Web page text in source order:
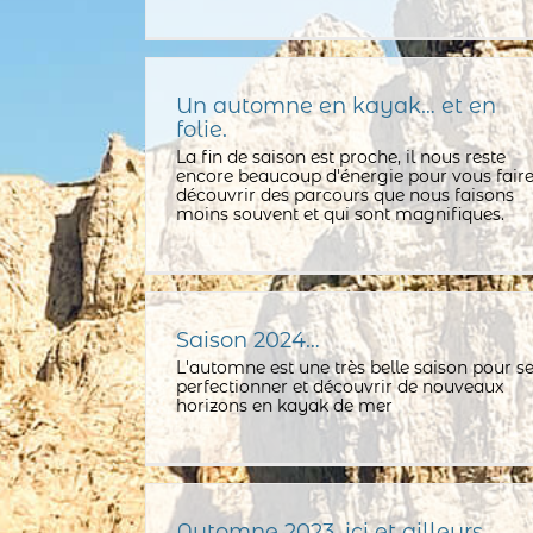
Un automne en kayak… et en
folie.
La fin de saison est proche, il nous reste
encore beaucoup d'énergie pour vous faire
découvrir des parcours que nous faisons
moins souvent et qui sont magnifiques.
Saison 2024…
L'automne est une très belle saison pour se
perfectionner et découvrir de nouveaux
horizons en kayak de mer